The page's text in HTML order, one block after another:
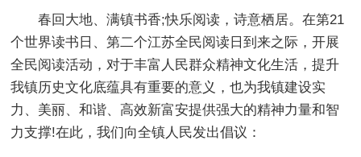
春回大地、满镇书香;快乐阅读，诗意栖居。在第21
个世界读书日、第二个江苏全民阅读日到来之际，开展
全民阅读活动，对于丰富人民群众精神文化生活，提升
我镇历史文化底蕴具有重要的意义，也为我镇建设实
力、美丽、和谐、高效新富安提供强大的精神力量和智
力支撑!在此，我们向全镇人民发出倡议：